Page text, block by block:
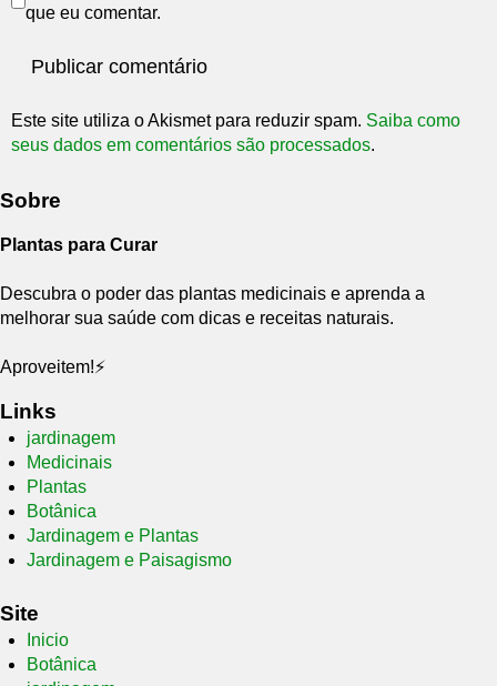
que eu comentar.
Este site utiliza o Akismet para reduzir spam. Saiba como
seus dados em comentários são processados.
Sobre
Plantas para Curar
Descubra o poder das plantas medicinais e aprenda a
melhorar sua saúde com dicas e receitas naturais.
Aproveitem!⚡
Links
jardinagem
Medicinais
Plantas
Botânica
Jardinagem e Plantas
Jardinagem e Paisagismo
Site
Inicio
Botânica